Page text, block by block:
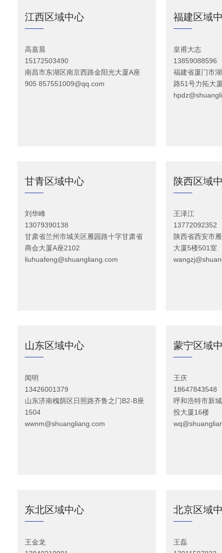
江西区域中心
高嘉晨
15172503490
南昌市东湖区南京西路金阳光大厦A座
905 857551009@qq.com
福建区域
皇甫大志
13859088596
福建省厦门市
路51号力拓大
甘青区域中心
刘华峰
13079390138
甘肃省兰州市城关区雁园路十字甘肃省
商会大厦A座2102
liuhuafeng@shuangliang.com
陕西区域
王泽江
13772092352
陕西省西安市
大厦5楼501室
山东区域中心
闻明
13426001379
山东济南槐荫区日照路齐鲁之门B2-B座
1504
wwnm@shuangliang.com
蒙宁区域
王庆
18647843548
呼和浩特市新
投大厦16楼
东北区域中心
王金龙
北京区域
王磊